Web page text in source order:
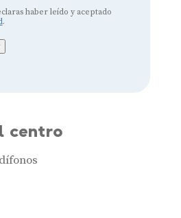
haber leído y aceptado
.
centro